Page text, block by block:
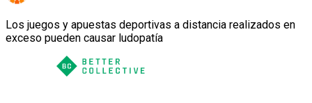
Los juegos y apuestas deportivas a distancia realizados en
exceso pueden causar ludopatía